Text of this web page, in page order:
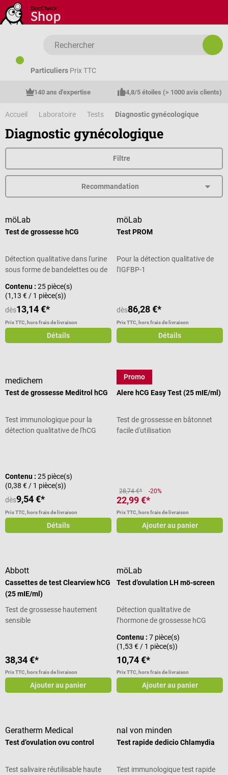
Passer au contenu principal
Particuliers Prix TTC
140 ans d'expertise 4,8/5 étoiles (> 1000 avis clients)
Accueil Laboratoire Tests Diagnostic gynécologique
Diagnostic gynécologique
Filtre
möLab
Test de grossesse hCG
Détection qualitative dans l'urine
sous forme de bandelettes ou de
Contenu : 25 pièce(s)
(1,13 € / 1 pièce(s))
dès13,14 €*
Prix TTC, hors frais de livraison
Détails
möLab
Test PROM
Pour la détection qualitative de
l'IGFBP-1
dès86,28 €*
Prix TTC, hors frais de livraison
Détails
medichem
Test de grossesse Meditrol hCG
Test immunologique pour la
détection qualitative de l'hCG
Contenu : 25 pièce(s)
(0,38 € / 1 pièce(s))
dès9,54 €*
Prix TTC, hors frais de livraison
Détails
Promo
Abbott
Alere hCG Easy Test (25 mIE/ml)
Test de grossesse en bâtonnet
facile d'utilisation
28,74 €* -20%
22,99 €*
Prix TTC, hors frais de livraison
Ajouter au panier
Abbott
Cassettes de test Clearview hCG
(25 mIE/ml)
Test de grossesse hautement
sensible
38,34 €*
Prix TTC, hors frais de livraison
Ajouter au panier
möLab
Test d’ovulation LH mö-screen
Détection qualitative de
l’hormone de grossesse hCG
Contenu :7 pièce(s)
(1,53 € / 1 pièce(s))
10,74 €*
Prix TTC, hors frais de livraison
Ajouter au panier
Geratherm Medical
Test d’ovulation ovu control
Test salivaire réutilisable haute
nal von minden
Test rapide dedicio Chlamydia
Test immunologique test rapide